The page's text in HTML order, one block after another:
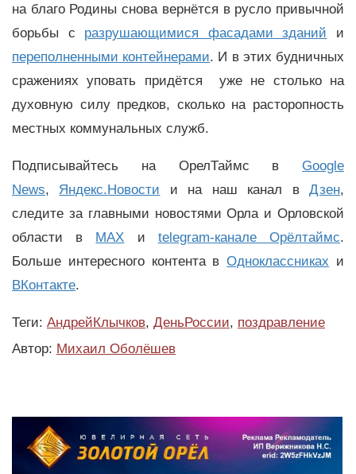
на благо Родины снова вернётся в русло привычной
борьбы с разрушающимися фасадами зданий и
переполненными контейнерами. И в этих будничных
сражениях уповать придётся уже не столько на
духовную силу предков, сколько на расторопность
местных коммунальных служб.
Подписывайтесь на ОрелТаймс в Google
News, Яндекс.Новости и на наш канал вДзен,
следите за главными новостями Орла и Орловской
области в MAX и telegram-канале Орёлтаймс.
Больше интересного контента вОдноклассниках и
ВКонтакте.
Теги: АндрейКлычков, ДеньРоссии, поздравление
Автор: Михаил Оболёшев